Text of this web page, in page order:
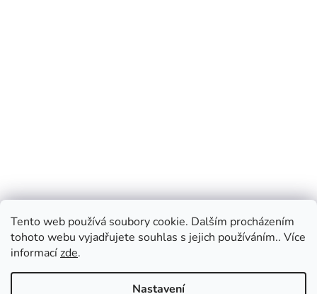
Tento web používá soubory cookie. Dalším procházením
tohoto webu vyjadřujete souhlas s jejich používáním.. Více
informacízde.
Nastavení